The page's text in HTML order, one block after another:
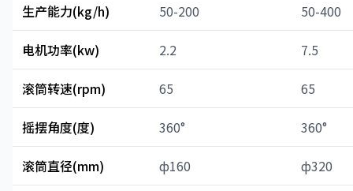
生产能力(kg/h)
50-200 50-400
电机功率(kw) 2.2 7.5
滚筒转速(rpm) 65 65
摇摆角度(度) 360° 360°
滚筒直径(mm) ф160 ф320